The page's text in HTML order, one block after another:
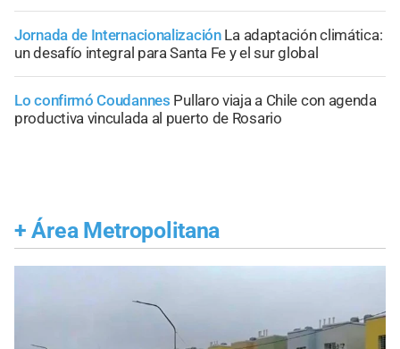
Jornada de Internacionalización La adaptación climática:
un desafío integral para Santa Fe y el sur global
Lo confirmó Coudannes Pullaro viaja a Chile con agenda
productiva vinculada al puerto de Rosario
+ Área Metropolitana